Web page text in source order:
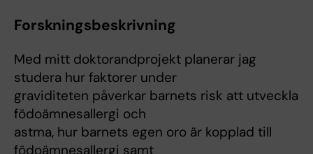
Forskningsbeskrivning
Med mitt doktorandprojekt planerar jag
studera hur faktorer under
graviditeten påverkar barnets risk att utveckla
födoämnesallergi och
astma, hur barnets egen oro är kopplad till
födoämnesallergi samt